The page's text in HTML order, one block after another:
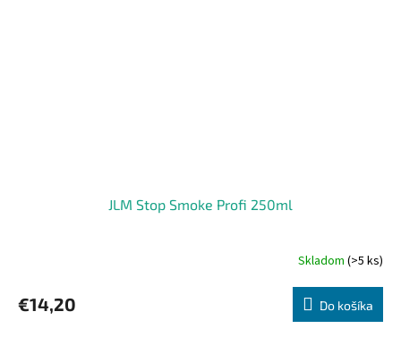
JLM Stop Smoke Profi 250ml
Skladom (>5 ks)
€14,20 Do košíka